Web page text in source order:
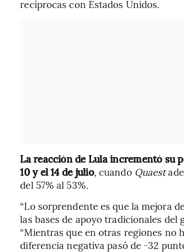
recíprocas con Estados Unidos.
La reacción de Lula incrementó su
10 y el 14 de julio, cuandoQuaest
del 57% al 53%.
“Lo sorprendente es que la mejora
las bases de apoyo tradicionales del
“Mientras que en otras regiones no
diferencia negativa pasó de -32